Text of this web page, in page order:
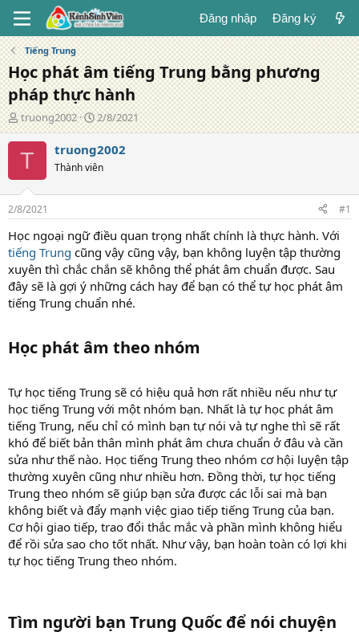
Đăng nhập Đăng ký
Tiếng Trung
Học phát âm tiếng Trung bằng phương
pháp thực hành
T
á
c
g
ả
truong2002
N
g
à
đ
g
2/8/2021
T truong2002
Thành viên
2/8/2021 #1
Học ngoại ngữ điều quan trọng nhất chính là thực hành. Với
tiếng Trung cũng vậy cũng vậy, bạn không luyện tập thường
xuyên thì chắc chắn sẽ không thể phát âm chuẩn được. Sau
đây sẽ là gợi ý những cách hay để bạn có thể tự học phát âm
tiếng Trung chuẩn nhé.
Học phát âm theo nhóm​
Tự học tiếng Trung sẽ có hiệu quả hơn rất nhiều nếu như tự
học tiếng Trung với một nhóm bạn. Nhất là tự học phát âm
tiếng Trung, nếu chỉ có mình bạn tự nói và tự nghe thì sẽ rất
khó để biết bản thân mình phát âm chưa chuẩn ở đâu và cần
sửa như thế nào. Học tiếng Trung theo nhóm cơ hội luyện tập
thường xuyên cũng như nhiều hơn. Đồng thời, tự học tiếng
Trung theo nhóm sẽ giúp bạn sửa được các lỗi sai mà bạn
không biết và đẩy mạnh việc giao tiếp tiếng Trung của bạn.
Cơ hội giao tiếp, trao đổi thắc mắc và phần mình không hiểu
để rồi sửa sao cho tốt nhất. Như vậy, bạn hoàn toàn có lợi khi
tự học tiếng Trung theo nhóm.
Tìm người bạn Trung Quốc để nói chuyện​